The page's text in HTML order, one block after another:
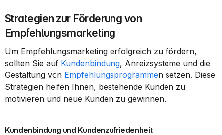
Strategien zur Förderung von
Empfehlungsmarketing
Um Empfehlungsmarketing erfolgreich zu fördern,
sollten Sie auf Kundenbindung, Anreizsysteme und die
Gestaltung von Empfehlungsprogrammen setzen. Diese
Strategien helfen Ihnen, bestehende Kunden zu
motivieren und neue Kunden zu gewinnen.
Kundenbindung und Kundenzufriedenheit